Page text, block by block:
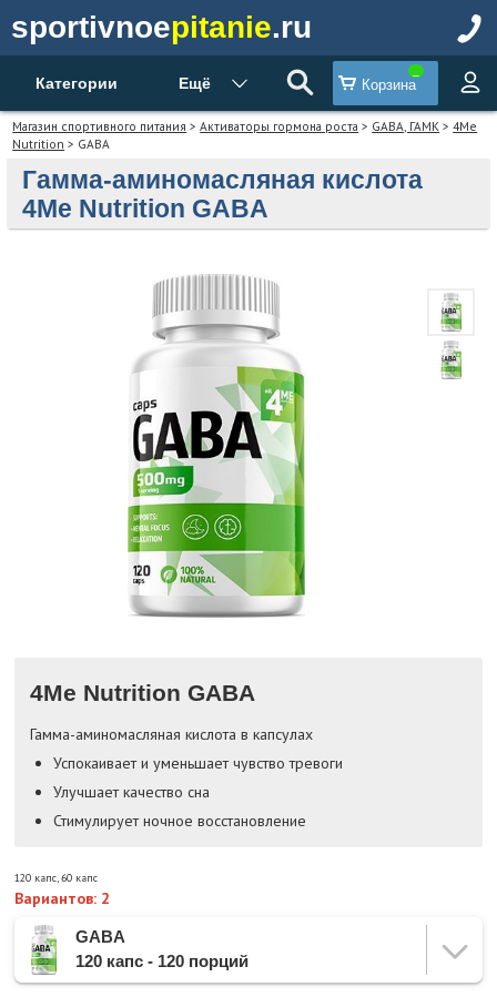
sportivnoepitanie.ru
Категории Ещё Корзина
Магазин спортивного питания >Активаторы гормона роста > GABA, ГАМК >4Me
Nutrition > GABA
Гамма-аминомасляная кислота
4Me Nutrition GABA
4Me Nutrition GABA
Гамма-аминомасляная кислота в капсулах
Успокаивает и уменьшает чувство тревоги
Улучшает качество сна
Стимулирует ночное восстановление
120 капс,60 капс
Вариантов: 2
GABA
120 капс - 120 порций